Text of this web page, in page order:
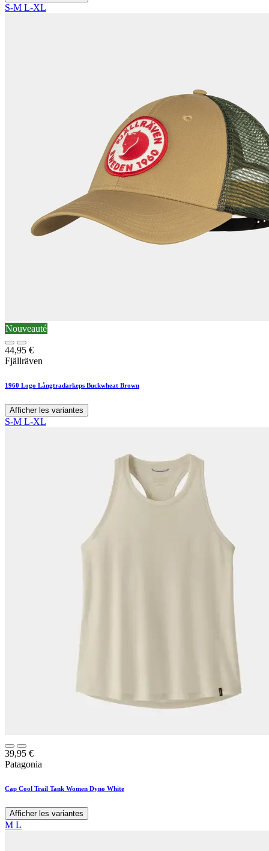
S-M L-XL
Nouveauté
44,95 €
Fjällräven
1960 Logo Långtradarkeps Buckwheat Brown
Afficher les variantes
S-M L-XL
39,95 €
Patagonia
Cap Cool Trail Tank Women Dyno White
Afficher les variantes
M L